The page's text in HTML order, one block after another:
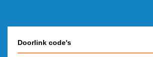
Doorlink code's